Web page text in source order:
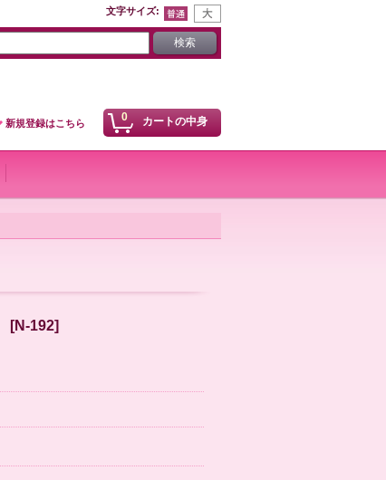
文字サイズ:
0 カートの中身
新規登録はこちら
[N-192]